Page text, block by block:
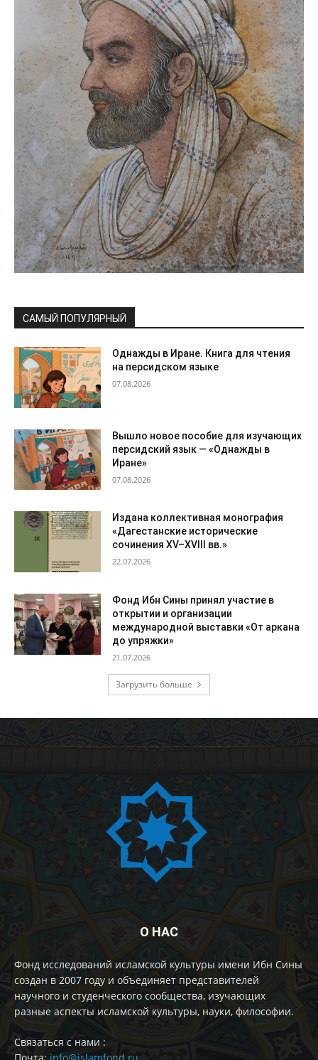
САМЫЙ ПОПУЛЯРНЫЙ
Однажды в Иране. Книга для чтения
на персидском языке
07.08.2026
Вышло новое пособие для изучающих
персидский язык — «Однажды в
Иране»
07.08.2026
Издана коллективная монография
«Дагестанские исторические
сочинения XV–XVIII вв.»
22.07.2026
Фонд Ибн Сины принял участие в
открытии и организации
международной выставки «От аркана
до упряжки»
21.07.2026
Загрузить больше
О НАС
Фонд исследований исламской культуры имени Ибн Сины
создан в 2007 году и объединяет представителей
научного и студенческого сообщества, изучающих
разные аспекты исламской культуры, науки, философии.
Cвязаться с нами :